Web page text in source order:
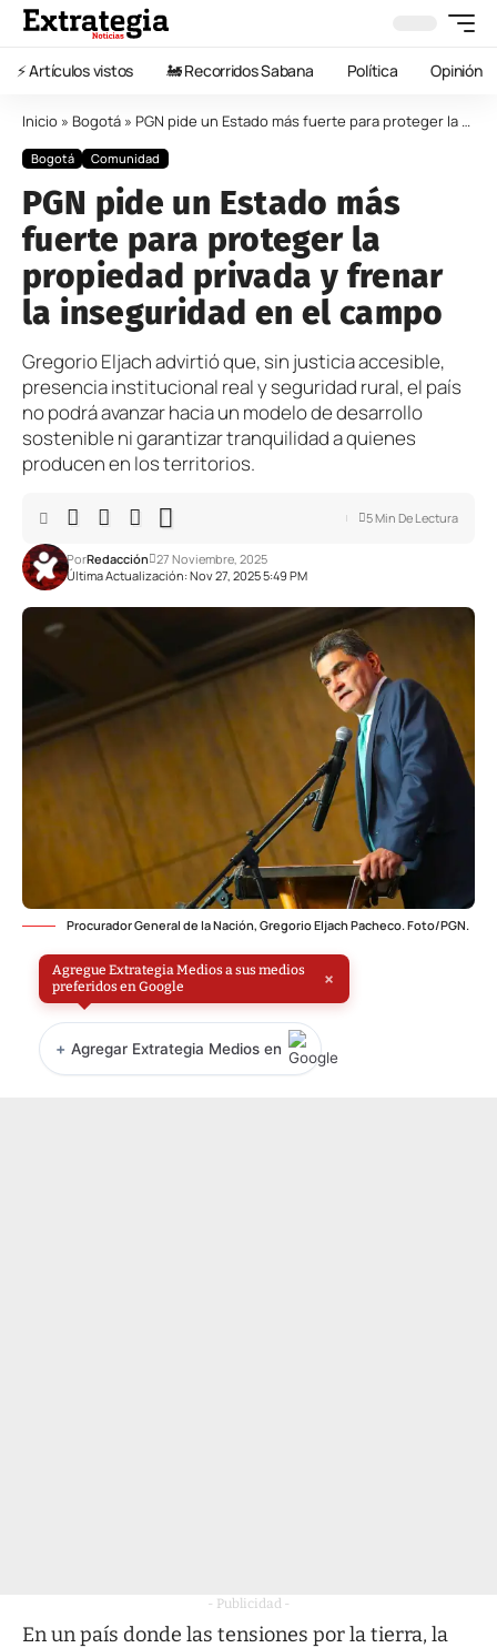
⚡️ Artículos vistos 🚂 Recorridos Sabana Política Opinión
Inicio » Bogotá » PGN pide un Estado más fuerte para proteger la propiedad privada y frenar la inseguridad en el campo
Bogotá Comunidad
PGN pide un Estado más
fuerte para proteger la
propiedad privada y frenar
la inseguridad en el campo
Gregorio Eljach advirtió que, sin justicia accesible,
presencia institucional real y seguridad rural, el país
no podrá avanzar hacia un modelo de desarrollo
sostenible ni garantizar tranquilidad a quienes
producen en los territorios.
Última Actualización: Nov 27, 2025 5:49 PM
PorRedacción 27 Noviembre, 2025
5 Min De Lectura
Procurador General de la Nación, Gregorio Eljach Pacheco. Foto/PGN.
Agregue Extrategia Medios a sus medios
preferidos en Google
×
+ Agregar Extrategia Medios en
- Publicidad -
En un país donde las tensiones por la tierra, la